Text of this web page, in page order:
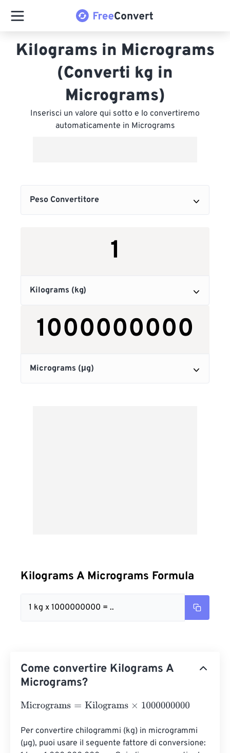
Kilograms in Micrograms
(Converti kg in
Micrograms)
Inserisci un valore qui sotto e lo convertiremo
automaticamente in Micrograms
Kilograms A Micrograms Formula
1 kg x 1000000000 = ..
Come convertire Kilograms A
Micrograms?
Micrograms=Kilograms×1000000000
Per convertire chilogrammi (kg) in microgrammi
(µg), puoi usare il seguente fattore di conversione: